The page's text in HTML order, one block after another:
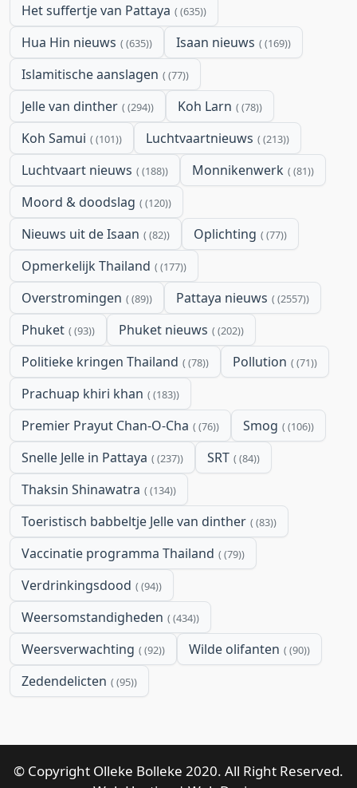
Het suffertje van Pattaya (635)
Hua Hin nieuws (635) Isaan nieuws (169)
Islamitische aanslagen (77)
Jelle van dinther (294) Koh Larn (78)
Koh Samui (101) Luchtvaartnieuws (213)
Luchtvaart nieuws (188) Monnikenwerk (81)
Moord & doodslag (120)
Nieuws uit de Isaan (82) Oplichting (77)
Opmerkelijk Thailand (177)
Overstromingen (89) Pattaya nieuws (2557)
Phuket (93) Phuket nieuws (202)
Politieke kringen Thailand (78) Pollution (71)
Prachuap khiri khan (183)
Premier Prayut Chan-O-Cha (76) Smog (106)
Snelle Jelle in Pattaya (237) SRT (84)
Thaksin Shinawatra (134)
Toeristisch babbeltje Jelle van dinther (83)
Vaccinatie programma Thailand (79)
Verdrinkingsdood (94)
Weersomstandigheden (434)
Weersverwachting (92) Wilde olifanten (90)
Zedendelicten (95)
© Copyright Olleke Bolleke 2020. All Right Reserved.